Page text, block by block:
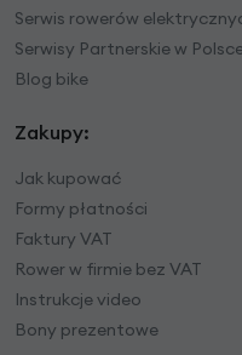
Serwis rowerów
Serwisy Partnerskie w
Blog bike
Zakupy:
Jak kupować
Formy płatności
Faktury VAT
Rower w firmie bez VAT
Instrukcje video
Bony prezentowe